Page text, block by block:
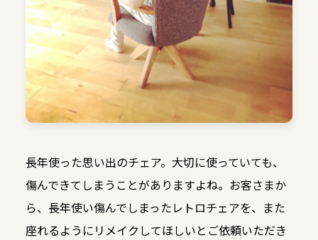
長年使った思い出のチェア。大切に使っていても、
傷んできてしまうことがありますよね。お客さまか
ら、長年使い傷んでしまったレトロチェアを、また
座れるようにリメイクしてほしいとご依頼いただき